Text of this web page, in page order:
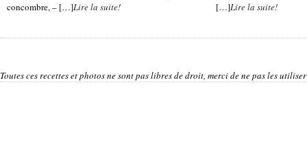
concombre, – […]Lire la suite!
[…]Lire la suite!
Toutes ces recettes et photos ne sont pas libres de droit, merci de ne pas les